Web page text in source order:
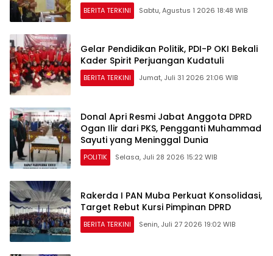
BERITA TERKINI Sabtu, Agustus 1 2026 18:48 WIB
Gelar Pendidikan Politik, PDI-P OKI Bekali
Kader Spirit Perjuangan Kudatuli
BERITA TERKINI Jumat, Juli 31 2026 21:06 WIB
Donal Apri Resmi Jabat Anggota DPRD
Ogan Ilir dari PKS, Pengganti Muhammad
Sayuti yang Meninggal Dunia
POLITIK Selasa, Juli 28 2026 15:22 WIB
Rakerda I PAN Muba Perkuat Konsolidasi,
Target Rebut Kursi Pimpinan DPRD
BERITA TERKINI Senin, Juli 27 2026 19:02 WIB